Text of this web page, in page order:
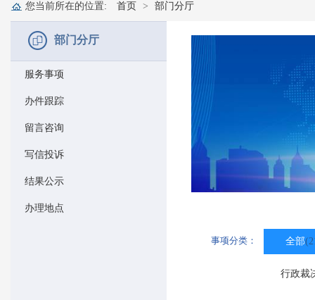
您当前所在的位置: 首页 部门分厅
部门分厅
服务事项
办件跟踪
留言咨询
写信投诉
结果公示
办理地点
事项分类： 全部
行政裁